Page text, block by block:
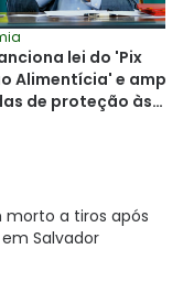
lei do 'Pix
Alimentícia' e
de proteção às
a tiros após
Salvador